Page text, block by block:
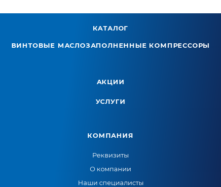
КАТАЛОГ
ВИНТОВЫЕ МАСЛОЗАПОЛНЕННЫЕ КОМПРЕССОРЫ
АКЦИИ
УСЛУГИ
КОМПАНИЯ
Реквизиты
О компании
Наши специалисты